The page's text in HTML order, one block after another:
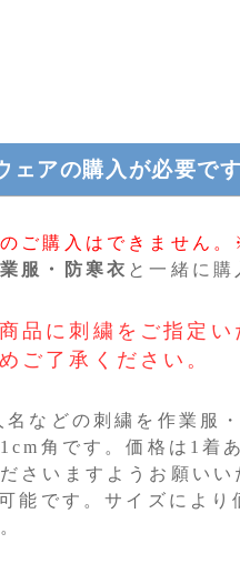
アの購入が必要です
ご購入はできません
服・防寒衣 と一緒に
品に刺繍をご指定
ご了承ください。
名などの刺繍を作業服
角です。価格は1着
さいますようお願いい
能です。サイズによ